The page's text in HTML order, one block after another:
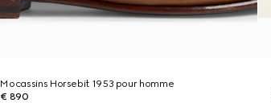
Mocassins Horsebit 1953 pour homme
€ 890